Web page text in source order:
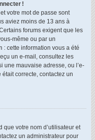
!
votre mot de passe sont
aviez moins de 13 ans à
forums exigent que les
même ou par un
: cette information vous a été
un e-mail, consultez les
une mauvaise adresse, ou l’e-
correcte, contactez un
que votre nom d’utilisateur et
un administrateur pour